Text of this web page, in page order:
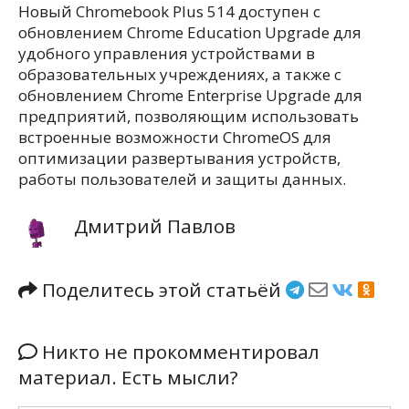
Новый Chromebook Plus 514 доступен с
обновлением Chrome Education Upgrade для
удобного управления устройствами в
образовательных учреждениях, а также с
обновлением Chrome Enterprise Upgrade для
предприятий, позволяющим использовать
встроенные возможности ChromeOS для
оптимизации развертывания устройств,
работы пользователей и защиты данных.
Дмитрий Павлов
Поделитесь этой статьёй
Никто не прокомментировал
материал. Есть мысли?